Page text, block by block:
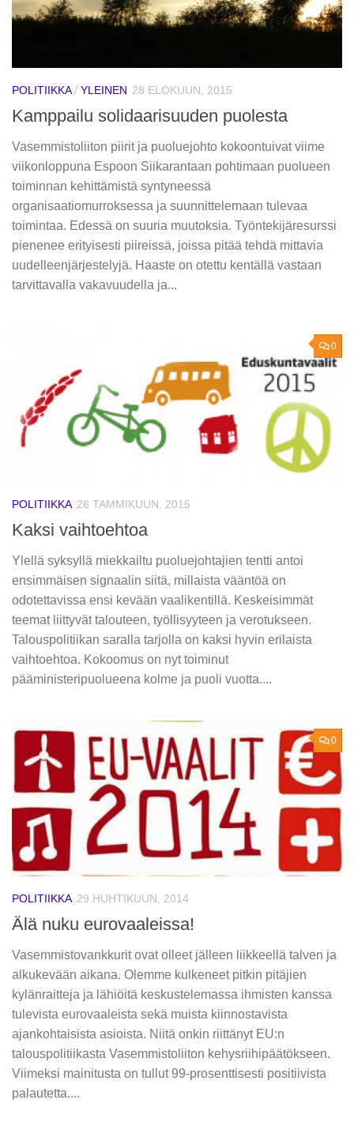
POLITIIKKA/ YLEINEN 28 ELOKUUN, 2015
Kamppailu solidaarisuuden puolesta
Vasemmistoliiton piirit ja puoluejohto kokoontuivat viime
viikonloppuna Espoon Siikarantaan pohtimaan puolueen
toiminnan kehittämistä syntyneessä
organisaatiomurroksessa ja suunnittelemaan tulevaa
toimintaa. Edessä on suuria muutoksia. Työntekijäresurssi
pienenee erityisesti piireissä, joissa pitää tehdä mittavia
uudelleenjärjestelyjä. Haaste on otettu kentällä vastaan
tarvittavalla vakavuudella ja...
0
POLITIIKKA 26 TAMMIKUUN, 2015
Kaksi vaihtoehtoa
Ylellä syksyllä miekkailtu puoluejohtajien tentti antoi
ensimmäisen signaalin siitä, millaista vääntöä on
odotettavissa ensi kevään vaalikentillä. Keskeisimmät
teemat liittyvät talouteen, työllisyyteen ja verotukseen.
Talouspolitiikan saralla tarjolla on kaksi hyvin erilaista
vaihtoehtoa. Kokoomus on nyt toiminut
pääministeripuolueena kolme ja puoli vuotta....
0
POLITIIKKA 29 HUHTIKUUN, 2014
Älä nuku eurovaaleissa!
Vasemmistovankkurit ovat olleet jälleen liikkeellä talven ja
alkukevään aikana. Olemme kulkeneet pitkin pitäjien
kylänraitteja ja lähiöitä keskustelemassa ihmisten kanssa
tulevista eurovaaleista sekä muista kiinnostavista
ajankohtaisista asioista. Niitä onkin riittänyt EU:n
talouspolitiikasta Vasemmistoliiton kehysriihipäätökseen.
Viimeksi mainitusta on tullut 99-prosenttisesti positiivista
palautetta....